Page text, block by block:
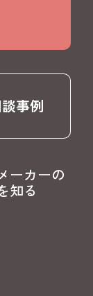
事例
ーカーの
知る